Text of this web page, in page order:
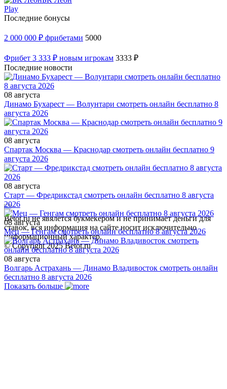
Play
Последние бонусы
2 000 000 ₽ фрибетами 5000
Фрибет 3 333 ₽ новым игрокам 3333 ₽
Последние новости
08 августа
Динамо Бухарест — Волунтари смотреть онлайн бесплатно 8
августа 2026
08 августа
Спартак Москва — Краснодар смотреть онлайн бесплатно 9
августа 2026
08 августа
Старт — Фредрикстад смотреть онлайн бесплатно 8 августа
2026
08 августа
Мец — Генгам смотреть онлайн бесплатно 8 августа 2026
08 августа
Волгарь Астрахань — Динамо Владивосток смотреть онлайн
бесплатно 8 августа 2026
Показать больше
Betot.ru не явялется букмекером и не принимает деньги для
ставок, вся информация на сайте носит исключительно
информационный характер.
© Copyright 2025 Betot.ru